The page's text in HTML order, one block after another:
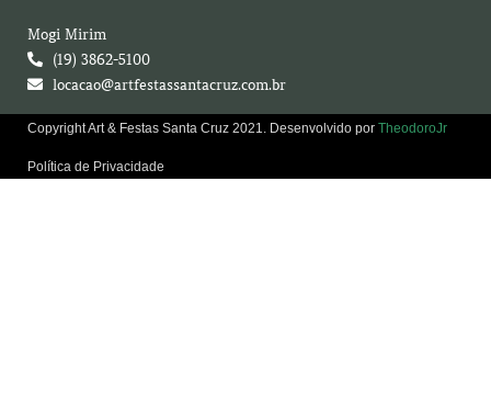
Mogi Mirim
(19) 3862-5100
locacao@artfestassantacruz.com.br
Copyright Art & Festas Santa Cruz 2021. Desenvolvido por TheodoroJr
Política de Privacidade